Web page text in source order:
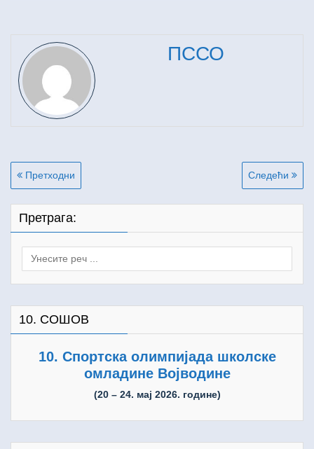
ПССО
Кретање
чланка
Претходни Следећи
Претрага:
Search
10. СОШОВ
10. Спортска олимпијада школске
омладине Војводине
(20 – 24. мај 2026. године)